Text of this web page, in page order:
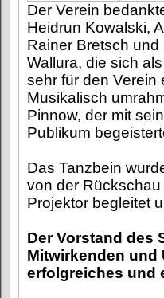
Der Verein
Heidrun Kowalski,
Rainer Bretsch
Wallura, die sich
sehr für den Verein
Musikalisch
Pinnow, der mit
Publikum
Das Tanzbein
von der
Projektor begleitet
Der Vorstand des
Mitwirkenden und
erfolgreiches und